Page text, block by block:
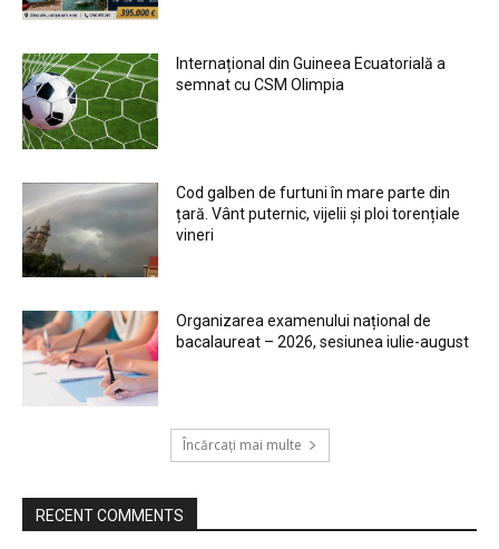
Internațional din Guineea Ecuatorială a
semnat cu CSM Olimpia
Cod galben de furtuni în mare parte din
țară. Vânt puternic, vijelii și ploi torențiale
vineri
Organizarea examenului național de
bacalaureat – 2026, sesiunea iulie-august
Încărcați mai multe
RECENT COMMENTS